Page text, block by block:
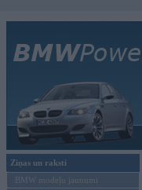
Ziņas un raksti
BMW modeļu jaunumi